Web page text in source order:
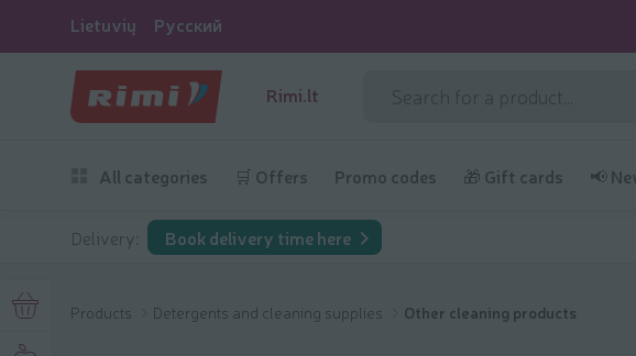
Lietuvių Русский
Rimi.lt
All categories 🛒 Offers Promo codes 🎁 Gift cards 📢
Delivery: Book delivery time here
Products Detergents and cleaning supplies Other cleaning products